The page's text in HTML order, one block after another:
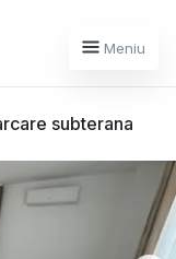
Meniu
subterana